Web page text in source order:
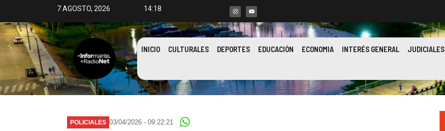
7 AGOSTO, 2026 14:18
INICIO CULTURALES DEPORTES EDUCACIÓN ECONOMIA INTERÉS GENERAL JUDICIALES
POLICIALES 03/04/2026 - 09:22:21